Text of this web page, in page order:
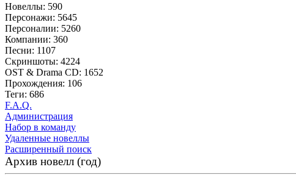
Новеллы: 590
Персонажи: 5645
Персоналии: 5260
Компании: 360
Песни: 1107
Скриншоты: 4224
OST & Drama CD: 1652
Прохождения: 106
Теги: 686
F.A.Q.
Администрация
Набор в команду
Удаленные новеллы
Расширенный поиск
Архив новелл (год)